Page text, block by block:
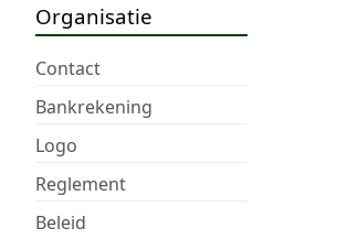
Organisatie
Contact
Bankrekening
Logo
Reglement
Beleid